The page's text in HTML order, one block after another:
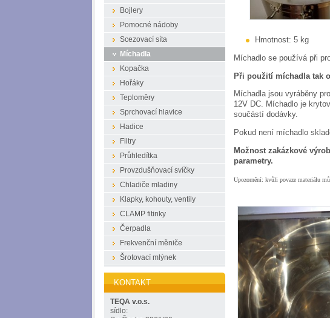
Hmotnost: 5 kg
Míchadlo se používá při
Při použití míchadla tak
Míchadla jsou vyráběny
12V DC. Míchadlo je
součástí dodávky.
Pokud není míchadlo
Možnost zakázkové
parametry.
Upozornění: kvůli povaze materiálu
Bojlery
Pomocné nádoby
Scezovací síta
Míchadla
Kopačka
Hořáky
Teploměry
Sprchovací hlavice
Hadice
Filtry
Průhledítka
Provzdušňovací svíčky
Chladiče mladiny
Klapky, kohouty, ventily
CLAMP fitinky
Čerpadla
Frekvenční měniče
Šrotovací mlýnek
KONTAKT
TEQA v.o.s.
sídlo: